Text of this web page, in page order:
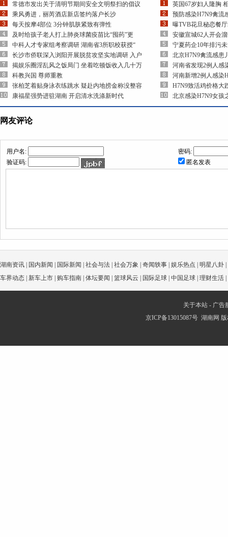
常德市发出关于清明节期间安全文明祭扫的倡议
乘风勇进，丽芮酒店新店签约落户长沙
每天按摩4部位 3分钟肌肤紧致有弹性
及时给孩子老人打上肺炎球菌疫苗比“囤药”更
中科人才专家组考察调研 湖南省3所职校获授“
长沙市侨联深入浏阳开展脱贫攻坚实地调研 入户
揭娱乐圈淫乱风之饭局门 坐着吃顿饭收入几十万
科教兴国 尊师重教
张柏芝着贴身泳衣练跳水 疑赴内地捞金称没整容
康福星强势进驻湖南 开启清水洗涤新时代
英国67岁妇人隆胸
预防感染H7N9禽流
曝TVB花旦秘恋餐
安徽宣城62人开会
宁夏药企10年排污
北京H7N9禽流感患
河南省发现2例人感
河南新增2例人感染
H7N9致活鸡价格大
北京感染H7N9女孩
网友评论
用户名:
密码:
验证码:
匿名发表
湖南资讯 国内新闻 国际新闻 社会与法 社会万象 奇闻轶事 娱乐热点 明星八卦
车界动态
新车上市 购车指南 体坛要闻 篮球风云 国际足球 中国足球 理财生活
关于本站 - 广告
京ICP备13015087号湖南网